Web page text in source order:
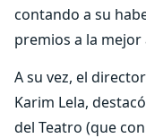
contando a su
premios a la
A su vez, el
Karim Lela,
del Teatro (que